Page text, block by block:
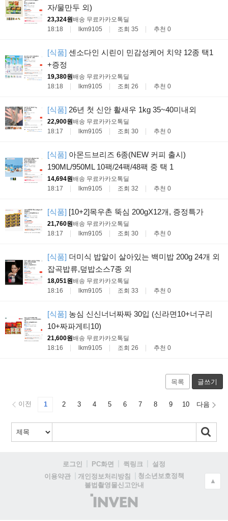
자/물만두 외)
23,324원배송 무료 카카오톡딜
18:18
lkm9105 조회 35 추천 0
[식품] 센소다인 시린이 민감성케어 치약 12종 택1
+증정
19,380원배송 무료 카카오톡딜
18:18
lkm9105 조회 26 추천 0
[식품] 26년 첫 신안 활새우 1kg 35~40미내외
22,900원배송 무료 카카오톡딜
18:17
lkm9105 조회 30 추천 0
[식품] 아몬드브리즈 6종(NEW 커피 출시)
190ML/950ML 10팩/24팩/48팩 중 택 1
14,694원배송 무료 카카오톡딜
18:17
lkm9105 조회 32 추천 0
[식품] [10+2]목우촌 뚝심 200gX12개, 증정특가
21,760원배송 무료 카카오톡딜
18:17
lkm9105 조회 30 추천 0
[식품] 더미식 밥알이 살아있는 백미밥 200g 24개 외
잡곡밥류,덮밥소스7종 외
18,051원배송 무료 카카오톡딜
18:16
lkm9105 조회 33 추천 0
[식품] 농심 신신너너짜짜 30입 (신라면10+너구리
10+짜파게티10)
21,600원배송 무료 카카오톡딜
18:16
lkm9105 조회 26 추천 0
목록 글쓰기
이전 1 2 3 4 5 6 7 8 9 10 다음
로그인 PC화면 퀵링크
설정
이용약관
개인정보처리방침
청소년보호정책
불법촬영물신고안내
(주)
인
▲